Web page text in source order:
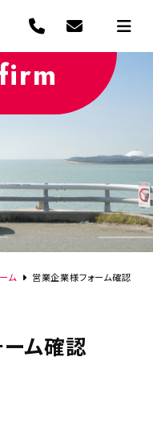
ム 営業企業様フォーム確認
ム確認